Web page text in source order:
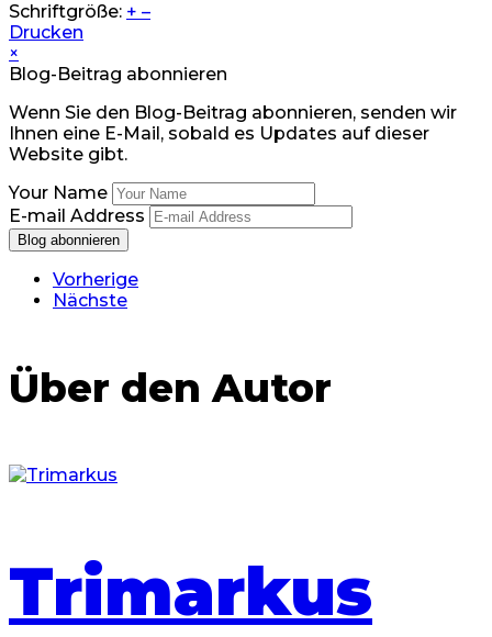
Schriftgröße: + –
Drucken
×
Blog-Beitrag abonnieren
Wenn Sie den Blog-Beitrag abonnieren, senden wir
Ihnen eine E-Mail, sobald es Updates auf dieser
Website gibt.
Your Name
E-mail Address
Blog abonnieren
Vorherige
Nächste
Über den Autor
Trimarkus